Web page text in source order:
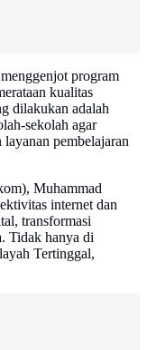
program
kualitas
dilakukan adalah
sekolah agar
pembelajaran
Muhammad
internet dan
transformasi
Tidak hanya di
Tertinggal,